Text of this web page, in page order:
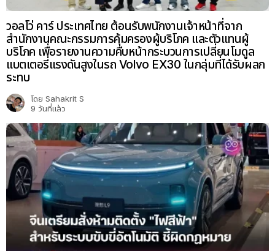
วอลโว่ คาร์ ประเทศไทย ต้อนรับพนักงานเจ้าหน้าที่จาก
สำนักงานคณะกรรมการคุ้มครองผู้บริโภค และตัวแทนผู้
บริโภค เพื่อรายงานความคืบหน้ากระบวนการเปลี่ยนโมดูล
แบตเตอรี่แรงดันสูงในรถ Volvo EX30 ในกลุ่มที่ได้รับผลก
ระทบ
โดย Sahakrit S
9 วันที่แล้ว